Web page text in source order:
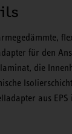
für den
die
aus